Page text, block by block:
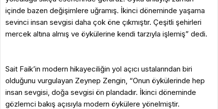
içinde bazen değişimlere uğramış. İkinci döneminde yaşama
sevinci insan sevgisi daha çok öne çıkmıştır. Çeşitli şehirleri
mercek altına almış ve öykülerine kendi tarzıyla işlemiş” dedi.
Sait Faik’in modern hikayeciliğin yol açıcı ustalarından biri
olduğunu vurgulayan Zeynep Zengin, “Onun öykülerinde hep
insan sevgisi, doğa sevgisi ön plandadır. İkinci döneminde
gözlemci bakış açısıyla modern öykülere yönelmiştir.